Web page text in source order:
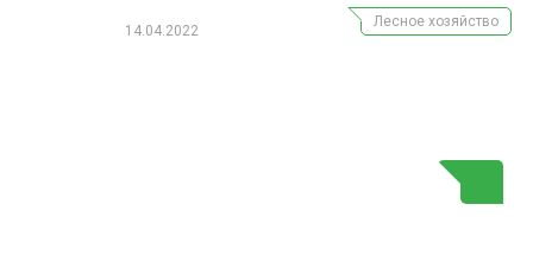
14.04.2022
Лесное хозяйство